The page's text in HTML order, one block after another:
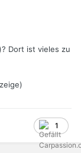
Dort ist vieles zu
1